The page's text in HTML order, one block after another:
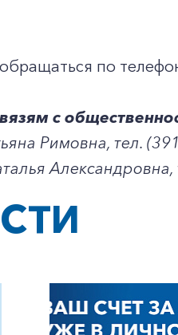
Заказать обратный
Корпоративным
по
с
Римовна, тел.